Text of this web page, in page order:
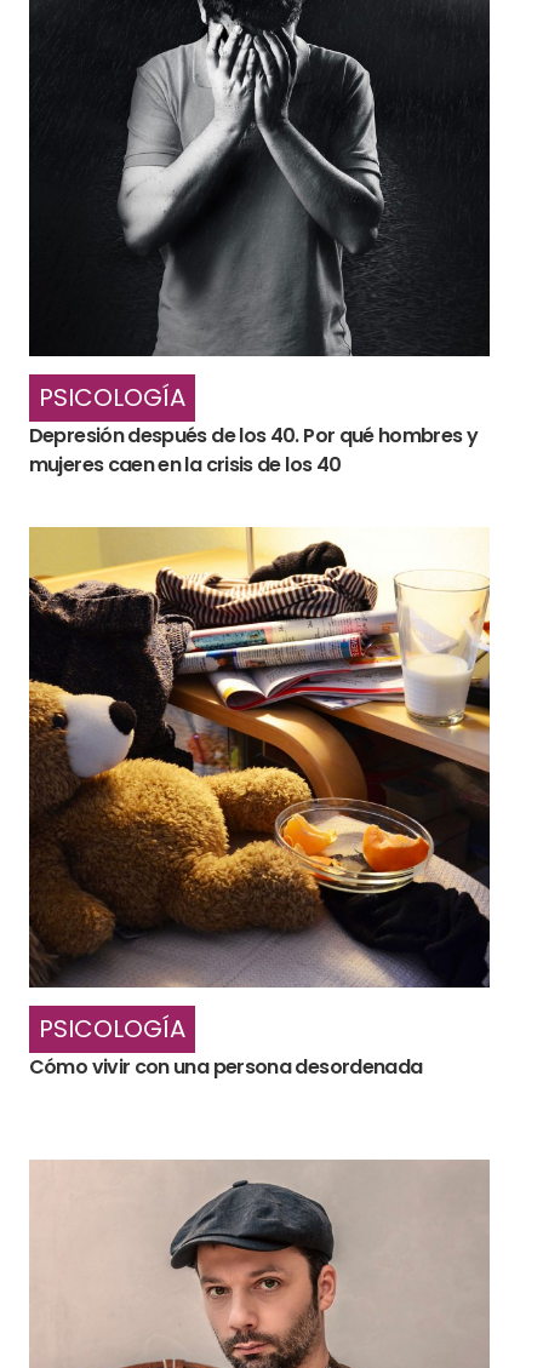
PSICOLOGÍA
Depresión después de los 40. Por qué hombres y
mujeres caen en la crisis de los 40
PSICOLOGÍA
Cómo vivir con una persona desordenada